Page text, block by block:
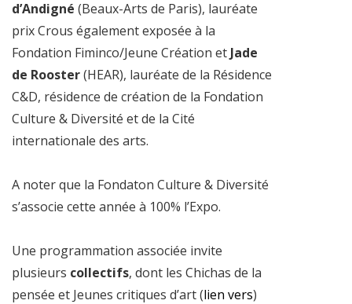
d’Andigné (Beaux-Arts de Paris), lauréate
prix Crous également exposée à la
Fondation Fiminco/Jeune Création et Jade
de Rooster(HEAR), lauréate de la Résidence
C&D, résidence de création de la Fondation
Culture & Diversité et de la Cité
internationale des arts.
A noter que la Fondaton Culture & Diversité
s’associe cette année à 100% l’Expo.
Une programmation associée invite
plusieurs collectifs, dont les Chichas de la
pensée et Jeunes critiques d’art (lien vers)